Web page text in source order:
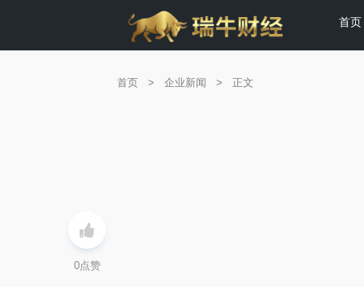
首页
0点赞
首页 > 企业新闻 > 正文